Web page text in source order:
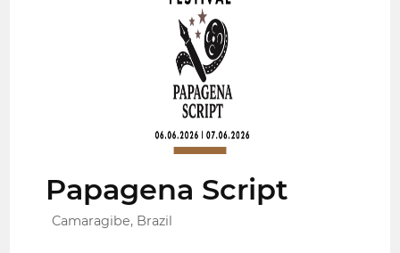
Papagena Script
Camaragibe, Brazil